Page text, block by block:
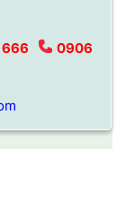
666
0906